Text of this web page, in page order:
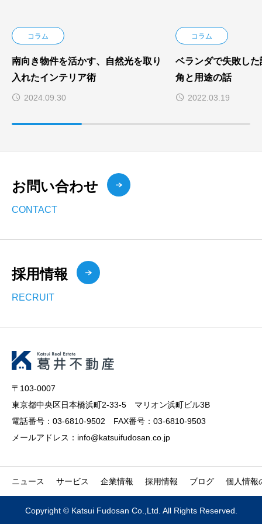
コラム
南向き物件を活かす、自然光を取り
入れたインテリア術
2024.09.30
コラム
ベランダで失敗し
角と用途の話
2022.03.19
お問い合わせ
CONTACT
採用情報
RECRUIT
〒103-0007
東京都中央区日本橋浜町2-33-5 マリオン浜町ビル3B
電話番号：03-6810-9502 FAX番号：03-6810-9503
メールアドレス：info@katsuifudosan.co.jp
ニュース サービス 企業情報 採用情報 ブログ 個人情報
Copyright © Katsui Fudosan Co.,Ltd. All Rights Reserved.